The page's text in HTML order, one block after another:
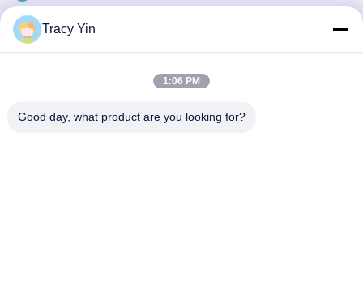
Tracy Yin
1:06 PM
Good day, what product are you looking for?